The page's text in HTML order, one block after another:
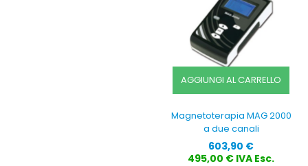
AGGIUNGI AL CARRELLO
Magnetoterapia MAG 2000
a due canali
Prezzo
603,90 €
495,00 € IVA Esc.